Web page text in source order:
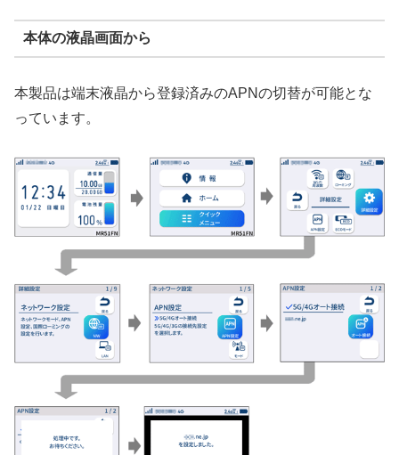
本体の液晶画面から
本製品は端末液晶から登録済みのAPNの切替が可能とな
っています。